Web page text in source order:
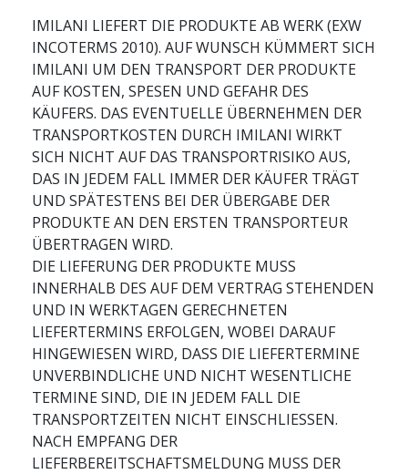
IMILANI LIEFERT DIE PRODUKTE AB WERK (EXW
INCOTERMS 2010). AUF WUNSCH KÜMMERT SICH
IMILANI UM DEN TRANSPORT DER PRODUKTE
AUF KOSTEN, SPESEN UND GEFAHR DES
KÄUFERS. DAS EVENTUELLE ÜBERNEHMEN DER
TRANSPORTKOSTEN DURCH IMILANI WIRKT
SICH NICHT AUF DAS TRANSPORTRISIKO AUS,
DAS IN JEDEM FALL IMMER DER KÄUFER TRÄGT
UND SPÄTESTENS BEI DER ÜBERGABE DER
PRODUKTE AN DEN ERSTEN TRANSPORTEUR
ÜBERTRAGEN WIRD.
DIE LIEFERUNG DER PRODUKTE MUSS
INNERHALB DES AUF DEM VERTRAG STEHENDEN
UND IN WERKTAGEN GERECHNETEN
LIEFERTERMINS ERFOLGEN, WOBEI DARAUF
HINGEWIESEN WIRD, DASS DIE LIEFERTERMINE
UNVERBINDLICHE UND NICHT WESENTLICHE
TERMINE SIND, DIE IN JEDEM FALL DIE
TRANSPORTZEITEN NICHT EINSCHLIESSEN.
NACH EMPFANG DER
LIEFERBEREITSCHAFTSMELDUNG MUSS DER